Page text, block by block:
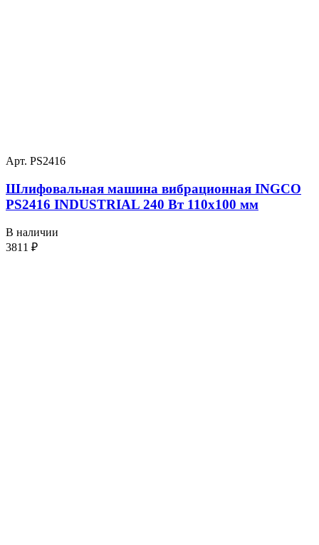
Арт. PS2416
Шлифовальная машина вибрационная INGCO
PS2416 INDUSTRIAL 240 Вт 110х100 мм
В наличии
3811 ₽